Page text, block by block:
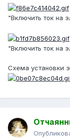
"Включить ток на
"Включить ток на
Схема установки